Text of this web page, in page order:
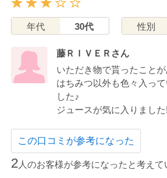
年代 30代 性別
藤ＲＩＶＥＲさん
いただき物で貰ったことが
はちみつ以外も色々入っ
した♪
ジュースが気に入りました!
この口コミが参考になった
2 人のお客様が参考になったと考えて